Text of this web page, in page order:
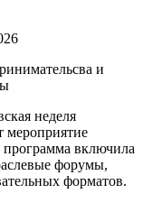
неделя
мероприятие
программа включила
форумы,
форматов.